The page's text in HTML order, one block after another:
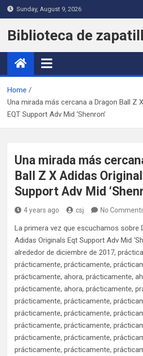
Skip
to
content
Sunday, August 9, 2026
Biblioteca de
Home
Una mirada más cercana a Dragon Ball Z
EQT Support Adv Mid ‘Shenron’
Una mirada más
Ball Z X Adidas
Support Adv Mid
4 years ago csj No
La primera vez que escuchamos sobre
Adidas Originals Eqt Support Adv Mid
alrededor de diciembre de 2017,
prácticamente, prácticamente,
prácticamente, ahora, prácticamente,
prácticamente, ahora, prácticamente,
prácticamente, prácticamente,
prácticamente, prácticamente,
prácticamente, prácticamente,
prácticamente, prácticamente,
prácticamente, prácticamente,